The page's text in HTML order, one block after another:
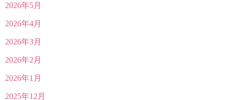
2026年5月
2026年4月
2026年3月
2026年2月
2026年1月
2025年12月